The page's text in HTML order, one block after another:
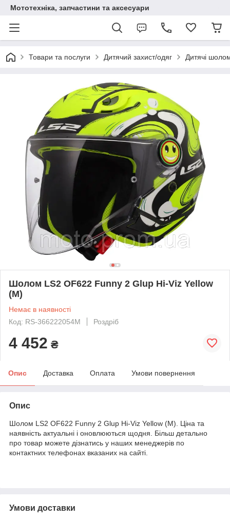
Мототехніка, запчастини та аксесуари
Товари та послуги Дитячий захист/одяг Дитячі
Шолом LS2 OF622 Funny 2 Glup Hi-Viz Yellow
(M)
Немає в наявності
Код: RS-366222054M
Роздріб
4 452 ₴
Опис Доставка Оплата Умови повернення
Опис
Шолом LS2 OF622 Funny 2 Glup Hi-Viz Yellow (M). Ціна та
наявність актуальні і оновлюються щодня. Більш детально
про товар можете дізнатись у наших менеджерів по
контактних телефонах вказаних на сайті.
Умови доставки